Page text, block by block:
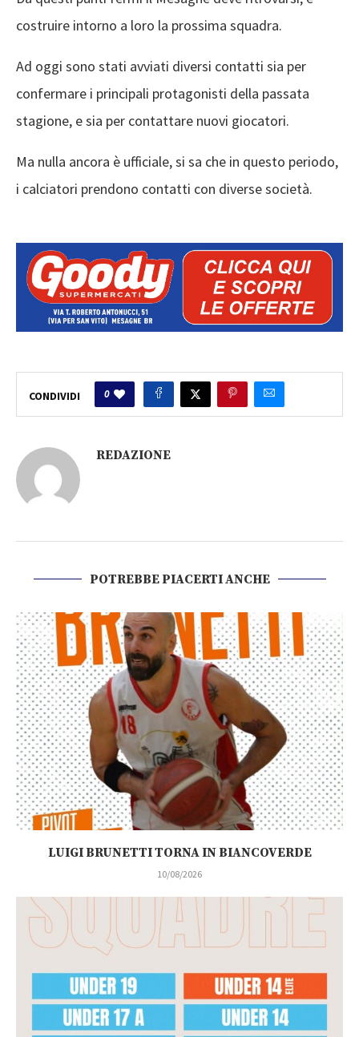
costruire intorno a loro la prossima squadra.
Ad oggi sono stati avviati diversi contatti sia per
confermare i principali protagonisti della passata
stagione, e sia per contattare nuovi giocatori.
Ma nulla ancora è ufficiale, si sa che in questo periodo,
i calciatori prendono contatti con diverse società.
CONDIVIDI 0
REDAZIONE
POTREBBE PIACERTI ANCHE
LUIGI BRUNETTI TORNA IN BIANCOVERDE
10/08/2026